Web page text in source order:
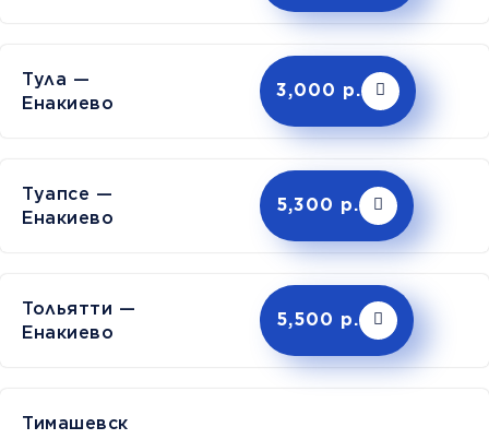
Тула —
Енакиево
3,000 р.
Туапсе —
Енакиево
5,300 р.
Тольятти —
Енакиево
5,500 р.